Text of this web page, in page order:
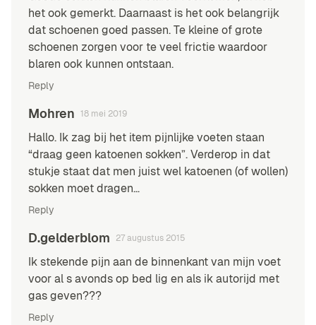
het ook gemerkt. Daarnaast is het ook belangrijk
dat schoenen goed passen. Te kleine of grote
schoenen zorgen voor te veel frictie waardoor
blaren ook kunnen ontstaan.
Reply
Mohren 18 mei 2019
Hallo. Ik zag bij het item pijnlijke voeten staan
“draag geen katoenen sokken”. Verderop in dat
stukje staat dat men juist wel katoenen (of wollen)
sokken moet dragen…
Reply
D.gelderblom 27 augustus 2015
Ik stekende pijn aan de binnenkant van mijn voet
voor al s avonds op bed lig en als ik autorijd met
gas geven???
Reply